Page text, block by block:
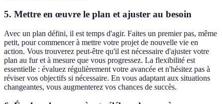
5. Mettre en œuvre le plan et ajuster au besoin
Avec un plan défini, il est temps d'agir. Faites un premier pas, même
petit, pour commencer à mettre votre projet de nouvelle vie en
action. Vous trouverez peut-être qu'il est nécessaire d'ajuster votre
plan au fur et à mesure que vous progressez. La flexibilité est
essentielle : évaluez régulièrement votre avancée et n'hésitez pas à
réviser vos objectifs si nécessaire. En vous adaptant aux situations
changeantes, vous augmenterez vos chances de succès.